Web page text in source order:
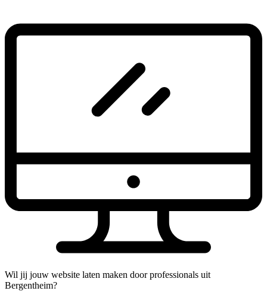
Wil jij jouw website laten maken door professionals uit
Bergentheim?